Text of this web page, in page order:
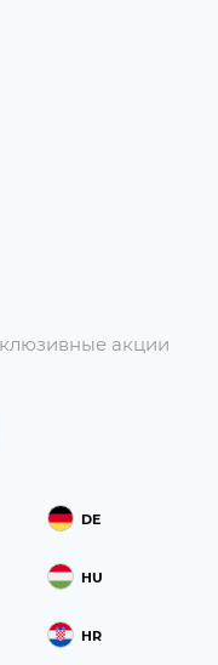
акции
DE
HU
HR